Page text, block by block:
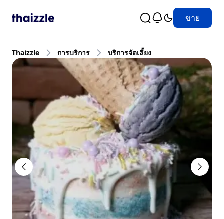
ขาย
Thaizzle การบริการ บริการจัดเลี้ยง